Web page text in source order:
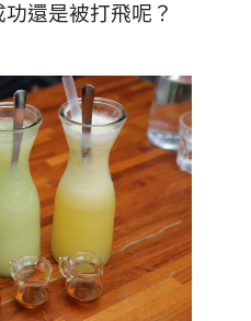
還是被打飛呢？